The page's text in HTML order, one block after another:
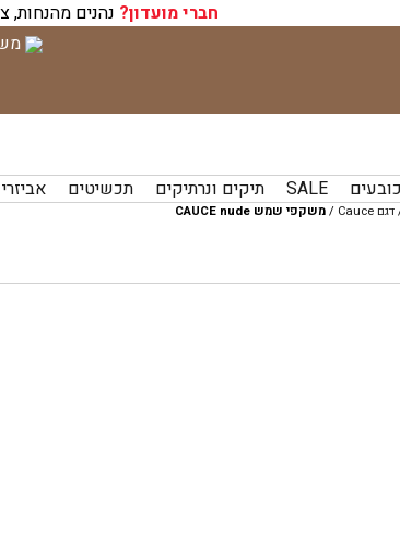
חברי מועדון? נהנים מהנחות,
כובעים SALE תיקים ונרתיקים תכשיטים
דגם Cauce /משקפי שמש CAUCE nude